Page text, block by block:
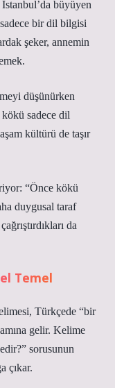
büyüyen
bir dil bilgisi
şeker, annemin
düşünürken
sadece dil
kültürü de taşır
“Önce kökü
duygusal taraf
da
Temel
Türkçede “bir
gelir. Kelime
sorusunun
çıkar.